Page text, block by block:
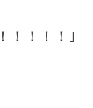
！！！！｣